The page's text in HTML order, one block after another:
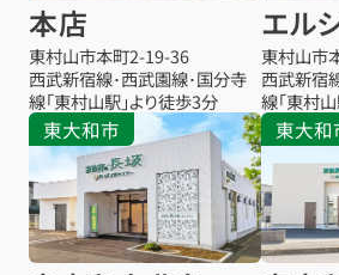
本店
東村山市本町2-19-36
西武新宿線･西武園線･国分寺
線「東村山駅」より徒歩3分
エル
東村山市
西武新宿
線「東村
東大和市 東大和